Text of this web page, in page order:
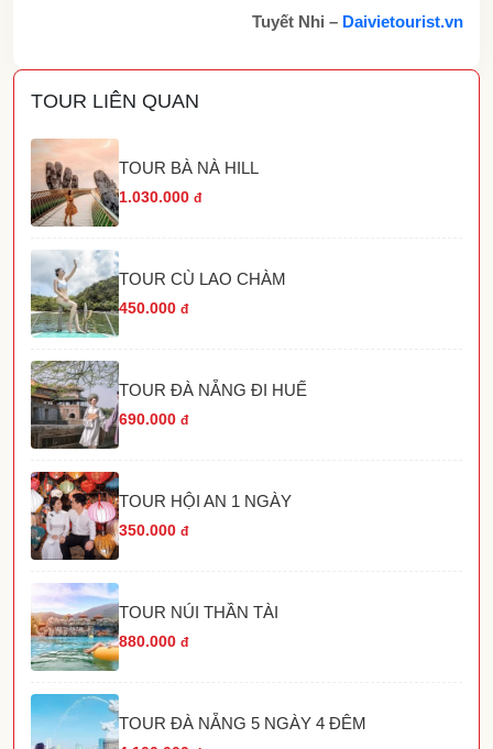
Tuyết Nhi – Daivietourist.vn
TOUR LIÊN QUAN
TOUR BÀ NÀ HILL
1.030.000 đ
TOUR CÙ LAO CHÀM
450.000 đ
TOUR ĐÀ NẴNG ĐI HUẾ
690.000 đ
TOUR HỘI AN 1 NGÀY
350.000 đ
TOUR NÚI THẦN TÀI
880.000 đ
TOUR ĐÀ NẴNG 5 NGÀY 4 ĐÊM